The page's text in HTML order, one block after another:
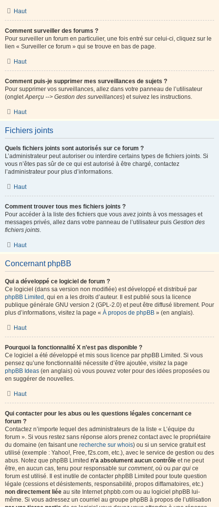
Haut
Comment surveiller des forums ?
Pour surveiller un forum en particulier, une fois entré sur celui-ci, cliquez sur le
lien « Surveiller ce forum » qui se trouve en bas de page.
Haut
Comment puis-je supprimer mes surveillances de sujets ?
Pour supprimer vos surveillances, allez dans votre panneau de l’utilisateur
(ongletAperçu --> Gestion des surveillances) et suivez les instructions.
Haut
Fichiers joints
Quels fichiers joints sont autorisés sur ce forum ?
L’administrateur peut autoriser ou interdire certains types de fichiers joints. Si
vous n’êtes pas sûr de ce qui est autorisé à être chargé, contactez
l’administrateur pour plus d’informations.
Haut
Comment trouver tous mes fichiers joints ?
Pour accéder à la liste des fichiers que vous avez joints à vos messages et
messages privés, allez dans votre panneau de l’utilisateur puis Gestion des
fichiers joints.
Haut
Concernant phpBB
Qui a développé ce logiciel de forum ?
Ce logiciel (dans sa version non modifiée) est développé et distribué par
phpBB Limited , qui en a les droits d’auteur. Il est publié sous la licence
publique générale GNU version 2 (GPL-2.0) et peut être diffusé librement. Pour
plus d’informations, visitez la page « À propos de phpBB » (en anglais).
Haut
Pourquoi la fonctionnalité X n’est pas disponible ?
Ce logiciel a été développé et mis sous licence par phpBB Limited. Si vous
pensez qu’une fonctionnalité nécessite d’être ajoutée, visitez la page
phpBB Ideas (en anglais) où vous pouvez voter pour des idées proposées ou
en suggérer de nouvelles.
Haut
Qui contacter pour les abus ou les questions légales concernant ce
forum ?
Contactez n’importe lequel des administrateurs de la liste « L’équipe du
forum ». Si vous restez sans réponse alors prenez contact avec le propriétaire
du domaine (en faisant une recherche sur whois) ou si un service gratuit est
utilisé (exemple : Yahoo!, Free, f2s.com, etc.), avec le service de gestion ou des
abus. Notez que phpBB Limited n’a absolument aucun contrôle et ne peut
être, en aucun cas, tenu pour responsable sur comment, où ou par qui ce
forum est utilisé. Il est inutile de contacter phpBB Limited pour toute question
légale (cessions et désistements, responsabilité, propos diffamatoires, etc.)
non directement liée au site Internet phpbb.com ou au logiciel phpBB lui-
même. Si vous adressez un courriel au groupe phpBB à propos de l’utilisation